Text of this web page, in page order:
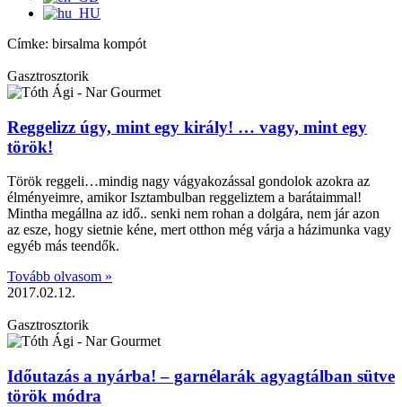
Címke: birsalma kompót
Gasztrosztorik
Reggelizz úgy, mint egy király! … vagy, mint egy
török!
Török reggeli…mindig nagy vágyakozással gondolok azokra az
élményeimre, amikor Isztambulban reggeliztem a barátaimmal!
Mintha megállna az idő.. senki nem rohan a dolgára, nem jár azon
az esze, hogy sietnie kéne, mert otthon még várja a házimunka vagy
egyéb más teendők.
Tovább olvasom »
2017.02.12.
Gasztrosztorik
Időutazás a nyárba! – garnélarák agyagtálban sütve
török módra